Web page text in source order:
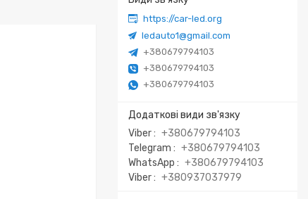
https://car-led.org
ledauto1@gmail.com
+380679794103
+380679794103
+380679794103
Viber
+380679794103
Telegram
+380679794103
WhatsApp
+380679794103
Viber
+380937037979